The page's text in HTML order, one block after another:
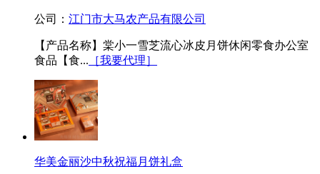
公司： 江门市大马农产品有限公司
【产品名称】棠小一雪芝流心冰皮月饼休闲零食办公室
食品【食... ［我要代理］
华美金丽沙中秋祝福月饼礼盒